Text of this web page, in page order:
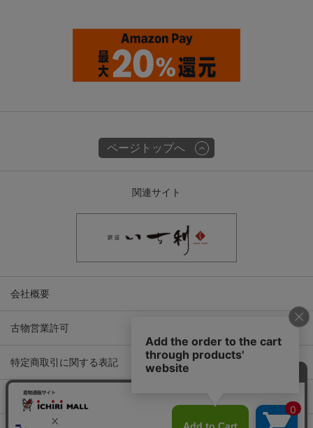
ページトップへ
関連サイト
会社概要
古物営業許可
特定商取引に関する表記
プライバシーポリシー